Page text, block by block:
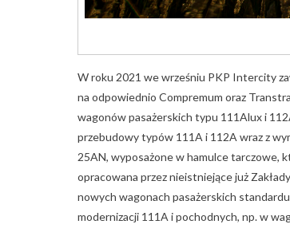
W roku 2021 we wrześniu PKP Intercity
na odpowiednio Compremum oraz
wagonów pasażerskich typu 111Alux i
przebudowy typów 111A i 112A wraz z
25AN, wyposażone w hamulce tarczowe,
opracowana przez nieistniejące już
nowych wagonach pasażerskich
modernizacji 111A i pochodnych, np. w